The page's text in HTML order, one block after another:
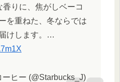
りに、焦がしベーコ
を重ねた、冬ならでは
けします。…
ヒー (@Starbucks_J)